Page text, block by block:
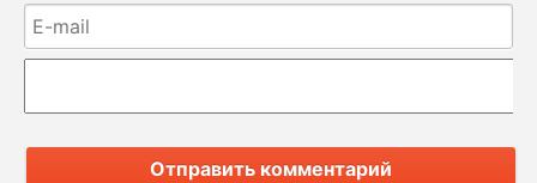
Отправить комментарий